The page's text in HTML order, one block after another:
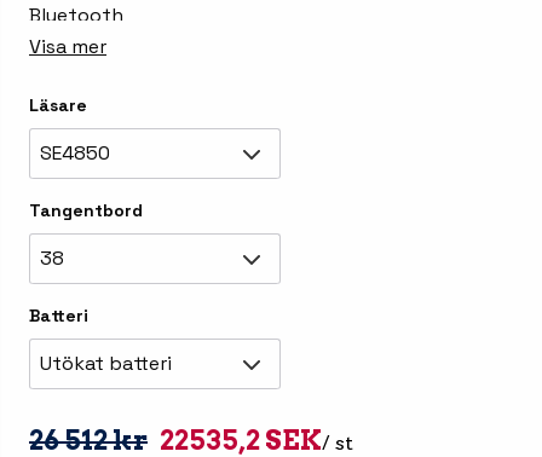
Bluetooth
Visa mer
Läsare
SE4850
Tangentbord
38
Batteri
Utökat batteri
26 512 kr 22535,2 SEK/ st